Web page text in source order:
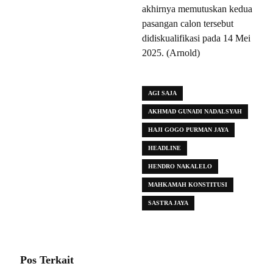
akhirnya memutuskan kedua
pasangan calon tersebut
didiskualifikasi pada 14 Mei
2025. (Arnold)
AGI SAJA
AKHMAD GUNADI NADALSYAH
HAJI GOGO PURMAN JAYA
HEADLINE
HENDRO NAKALELO
MAHKAMAH KONSTITUSI
SASTRA JAYA
Pos Terkait